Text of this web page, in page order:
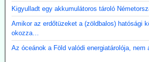
eljuttatása lehetőségéről.
Kigyulladt egy akkumulátoros tároló
Amikor az erdőtüzeket a (zöldbalos) hatósági
okozza…
Az óceánok a Föld valódi energiatárolója, nem